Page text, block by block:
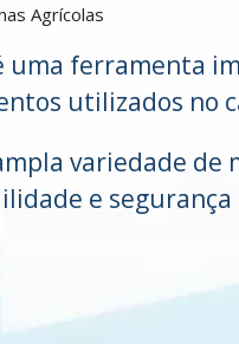
Agrícolas
uma ferramenta
utilizados no
variedade de
e segurança